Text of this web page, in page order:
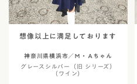
想像以上に満足しております
神奈川県横浜市／Ｍ・Ａちゃん
グレースシルバー（旧 シリーズ）
（ワイン）